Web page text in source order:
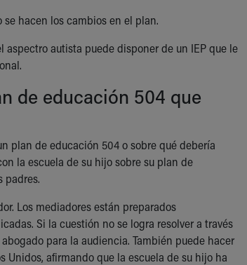
hacen los cambios en el plan.
autista puede disponer de un IEP que le
de educación 504 que
plan de educación 504 o sobre qué debería
la escuela de su hijo sobre su plan de
padres.
Los mediadores están preparados
Si la cuestión no se logra resolver a través
para la audiencia. También puede hacer
afirmando que la escuela de su hijo ha